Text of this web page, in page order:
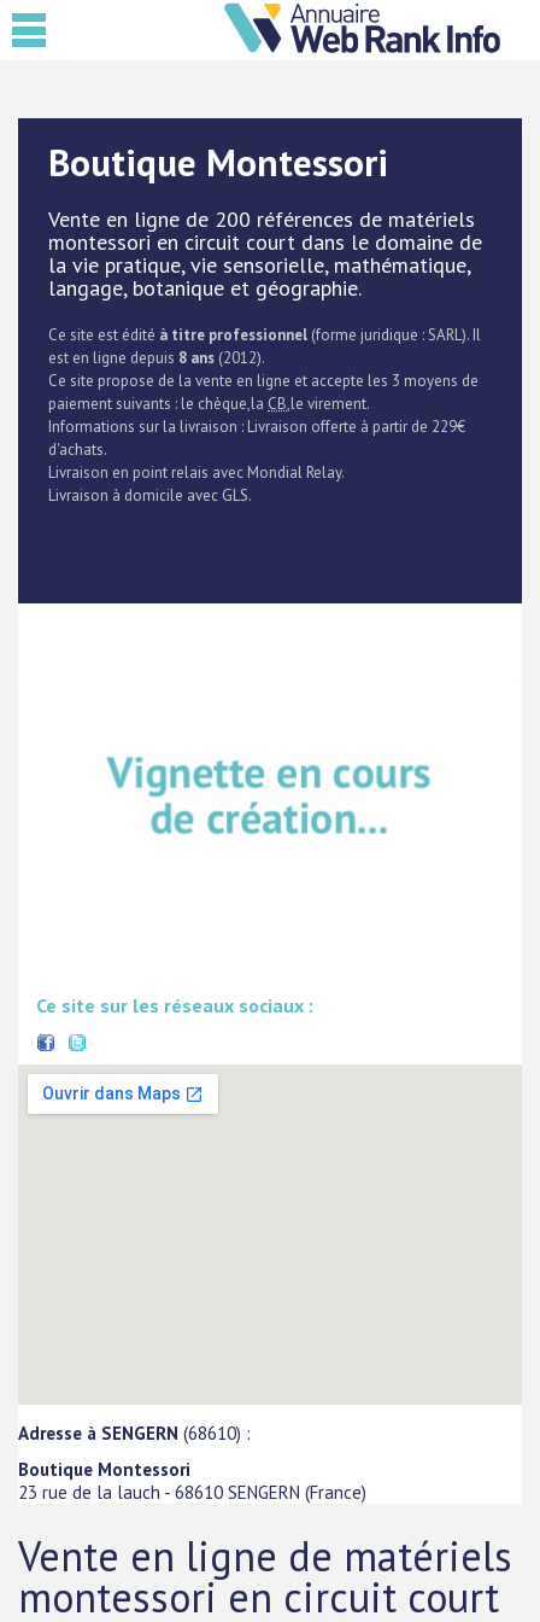
Boutique Montessori
Vente en ligne de 200 références de matériels
montessori en circuit court dans le domaine de
la vie pratique, vie sensorielle, mathématique,
langage, botanique et géographie.
Ce site est édité à titre professionnel (forme juridique : SARL). Il
est en ligne depuis 8 ans (2012).
Ce site propose de la vente en ligne et accepte les 3 moyens de
paiement suivants : le chèque,la CB,le virement.
Informations sur la livraison : Livraison offerte à partir de 229€
d'achats.
Livraison en point relais avec Mondial Relay.
Livraison à domicile avec GLS.
Ce site sur les réseaux sociaux :
Adresse à SENGERN (68610) :
Boutique Montessori
23 rue de la lauch - 68610 SENGERN (France)
Vente en ligne de matériels
montessori en circuit court